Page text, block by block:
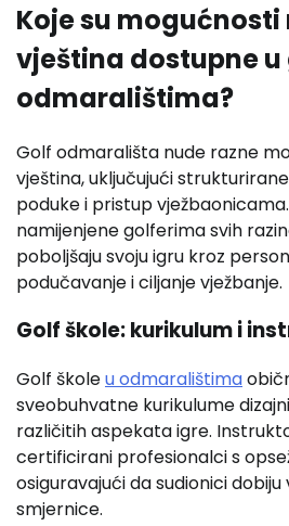
Koje su
vještina dostupne
odmaralištima?
Golf odmarališta nude razne
vještina, uključujući
poduke i pristup
namijenjene golferima svih
poboljšaju svoju igru kroz
podučavanje i ciljanje vježbanje.
Golf škole: kurikulum i
Golf školeu odmaralištima
sveobuhvatne kurikulume
različitih aspekata igre.
certificirani profesionalci s
osiguravajući da sudionici
smjernice.